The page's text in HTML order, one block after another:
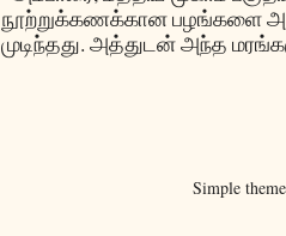
நூற்றுக்கணக்கான பழங்களை
முடிந்தது. அத்துடன் அந்த
Simple